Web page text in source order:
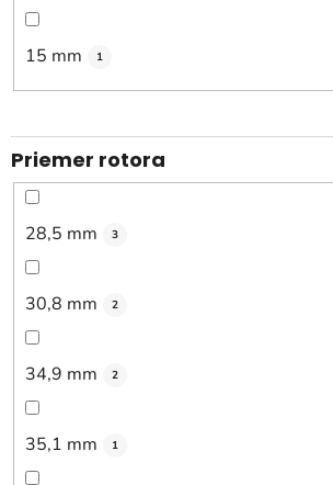
15 mm 1
Priemer rotora
28,5 mm 3
30,8 mm 2
34,9 mm 2
35,1 mm 1